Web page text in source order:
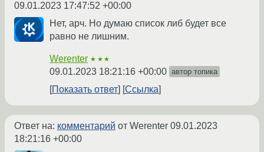
09.01.2023 17:47:52 +00:00
Нет, арч. Но думаю список либ будет все
равно не лишним.
Werenter ★★★
09.01.2023 18:21:16 +00:00 автор топика
Показать ответ Ссылка
Ответ на: комментарий от Werenter 09.01.2023
18:21:16 +00:00